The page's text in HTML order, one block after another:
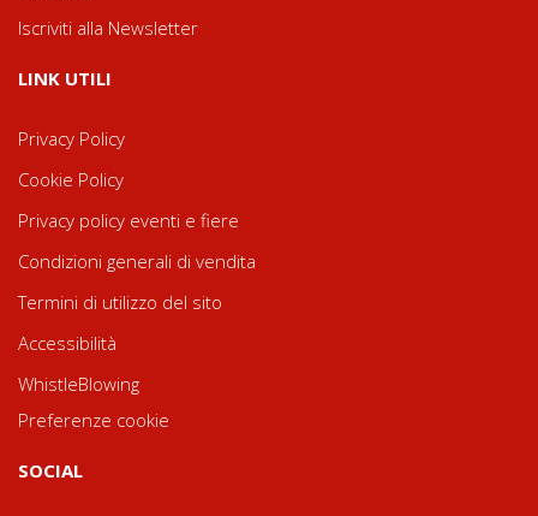
Iscriviti alla Newsletter
LINK UTILI
Privacy Policy
Cookie Policy
Privacy policy eventi e fiere
Condizioni generali di vendita
Termini di utilizzo del sito
Accessibilità
WhistleBlowing
Preferenze cookie
SOCIAL